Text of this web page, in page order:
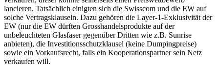
lancieren. Tatsächlich einigten sich die Swisscom und die EW auf
solche Vertragsklauseln. Dazu gehören die Layer-1-Exklusivität der
EW (nur die EW dürften Grosshandelsprodukte auf der
unbeleuchteten Glasfaser gegenüber Dritten wie z.B. Sunrise
anbieten), die Investitionsschutzklausel (keine Dumpingpreise)
sowie ein Vorkaufsrecht, falls ein Kooperationspartner sein Netz
verkaufen will.